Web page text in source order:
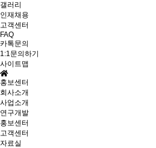
갤러리
인재채용
고객센터
FAQ
카톡문의
1:1문의하기
사이트맵
홍보센터
회사소개
사업소개
연구개발
홍보센터
고객센터
자료실